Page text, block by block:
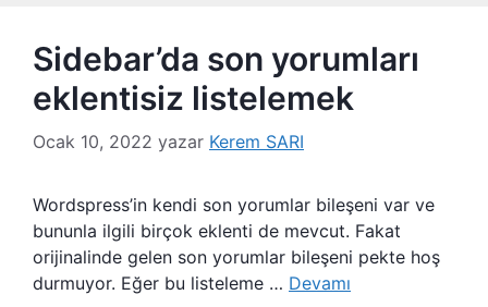
Sidebar’da son yorumları
eklentisiz listelemek
Ocak 10, 2022 yazar Kerem SARI
Wordspress’in kendi son yorumlar bileşeni var ve
bununla ilgili birçok eklenti de mevcut. Fakat
orijinalinde gelen son yorumlar bileşeni pekte hoş
durmuyor. Eğer bu listeleme … Devamı